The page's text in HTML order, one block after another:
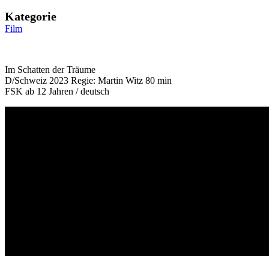
Kategorie
Film
Im Schatten der Träume
D/Schweiz 2023 Regie: Martin Witz 80 min
FSK ab 12 Jahren / deutsch